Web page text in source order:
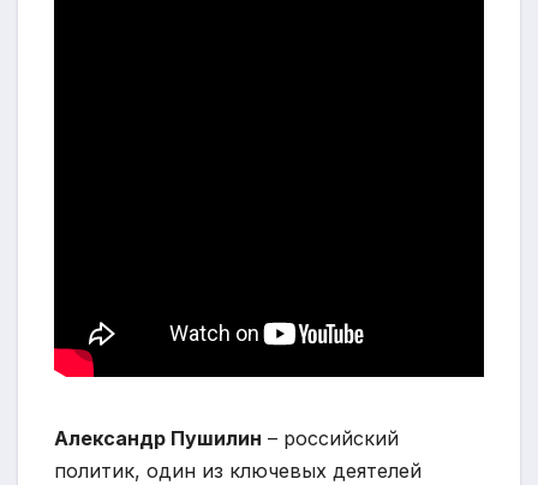
Александр Пушилин – российский
политик, один из ключевых деятелей